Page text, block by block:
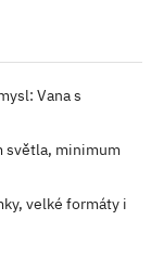
Vana s
světla, minimum
velké formáty i